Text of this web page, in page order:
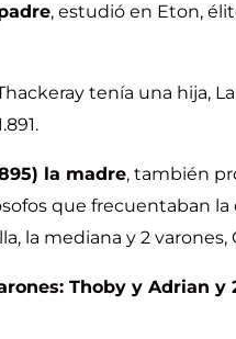
, estudió en Eton,
tenía una hija,
la madre, también
que frecuentaban
la mediana y 2 varones,
Thoby y Adrian y